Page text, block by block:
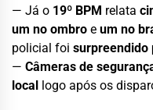
— Já o 19º BPM relata
um no ombro e um no
policial foi surpreendido
— Câmeras de
local logo após os